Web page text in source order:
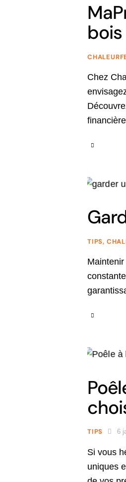
Chez
TIPS,
TIPS 6
Si vous
uniques